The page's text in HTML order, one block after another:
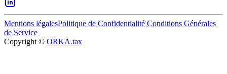
Mentions légalesPolitique de Confidentialité Conditions Générales
de Service
Copyright © ORKA.tax